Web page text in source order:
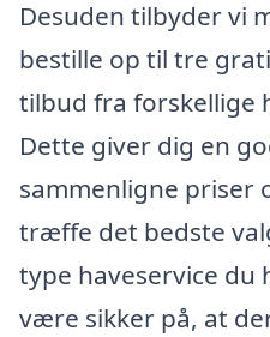
Desuden tilbyder vi
bestille op til tre
tilbud fra forskellige
Dette giver dig en
sammenligne priser
træffe det bedste
type haveservice du
være sikker på, at